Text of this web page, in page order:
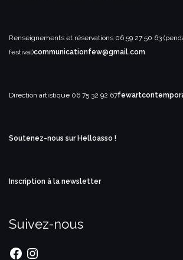
Renseignements et réservations 06 59 27 50 63
festival)communicationfew@gmail.com
Direction artistique 06 75 32 92 67
Soutenez-nous sur Helloasso !
Inscription à la newsletter
Suivez-nous
FacebookInstagram